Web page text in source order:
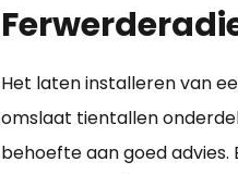
Het laten installeren van
omslaat tientallen
behoefte aan goed